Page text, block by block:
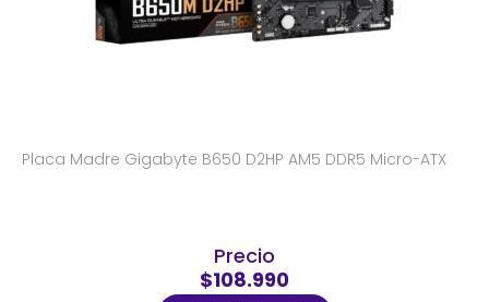
Placa Madre Gigabyte B650 D2HP AM5 DDR5 Micro-ATX
Precio
$108.990